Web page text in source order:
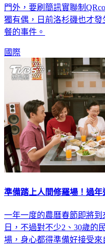
門外，要刷簡訊實聯制
獨有偶，日前洛杉磯也才
餐的事件。
國際
準備踏上人間修羅場！過
一年一度的農曆春節即將
日，不過對不少2、30歲的
場，身心都得準備好接受